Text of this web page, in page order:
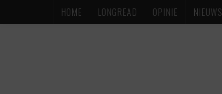
HOME LONGREAD OPINIE NIEUWS